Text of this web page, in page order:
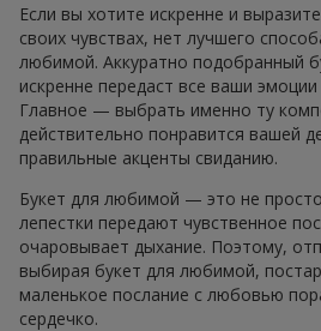
Если вы хотите искренне и
своих чувствах, нет лучшего
любимой. Аккуратно подобранный
искренне передаст все ваши
Главное — выбрать именно ту
действительно понравится вашей
правильные акценты свиданию.
Букет для любимой — это не
лепестки передают чувственное
очаровывает дыхание. Поэтому,
выбирая букет для любимой,
маленькое послание с любовью
сердечко.